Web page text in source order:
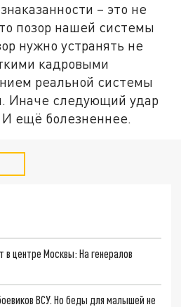
– это не
позор нашей системы
нужно устранять не
кадровыми
реальной системы
Иначе следующий удар
ещё болезненнее.
центре Москвы: На генералов
ВСУ. Но беды для малышей не